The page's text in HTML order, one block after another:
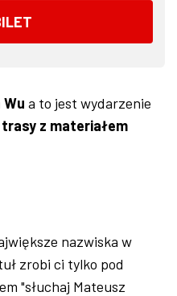
Wu a to jest wydarzenie
z materiałem
nazwiska w
zrobi ci tylko pod
"słuchaj Mateusz